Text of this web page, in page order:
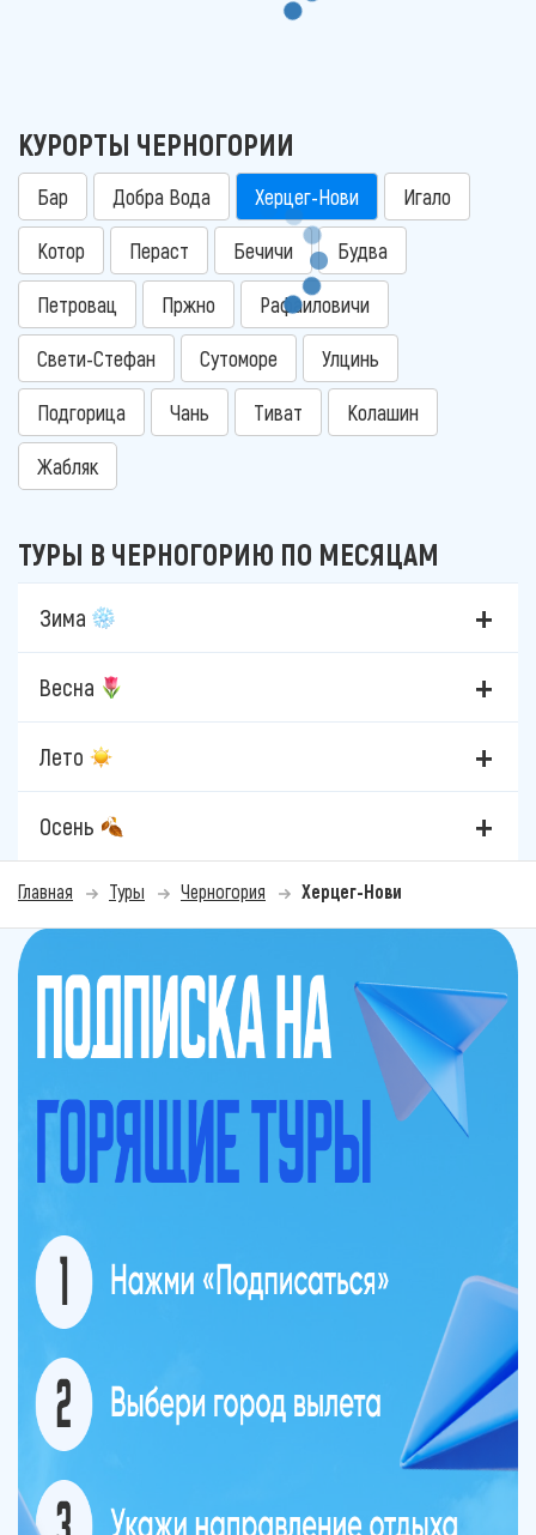
КУРОРТЫ ЧЕРНОГОРИИ
Бар Добра Вода Херцег-Нови Игало
Котор Пераст Бечичи Будва
Петровац Пржно Рафаиловичи
Свети-Стефан Сутоморе Улцинь
Подгорица Чань Тиват Колашин
Жабляк
ТУРЫ В ЧЕРНОГОРИЮ ПО МЕСЯЦАМ
Зима
Весна
Лето
Осень
Главная Туры Черногория Херцег-Нови